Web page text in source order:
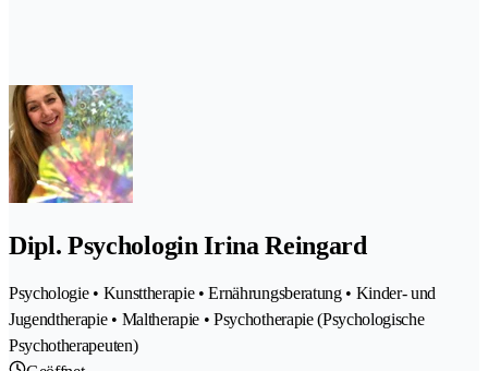
Dipl. Psychologin Irina Reingard
Psychologie • Kunsttherapie • Ernährungsberatung • Kinder- und
Jugendtherapie • Maltherapie • Psychotherapie (Psychologische
Psychotherapeuten)